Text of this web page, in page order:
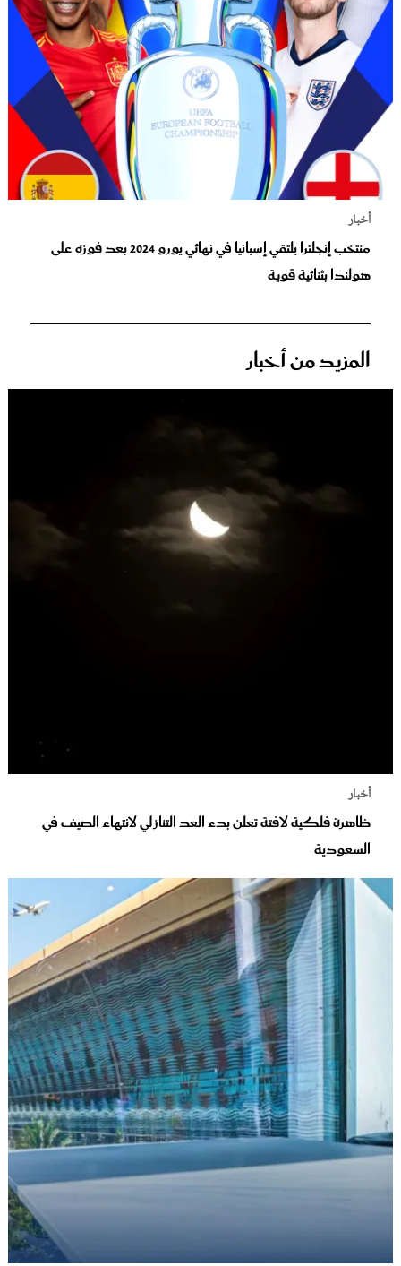
أخبار
منتخب إنجلترا يلتقي إسبانيا في نهائي يورو 2024 بعد فوزه على
هولندا بثنائية قوية
المزيد من أخبار
أخبار
ظاهرة فلكية لافتة تعلن بدء العد التنازلي لانتهاء الصيف في
السعودية